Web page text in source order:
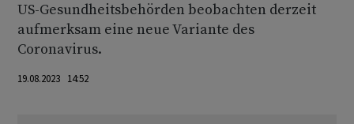
US-Gesundheitsbehörden beobachten derzeit
aufmerksam eine neue Variante des
Coronavirus.
19.08.2023 14:52